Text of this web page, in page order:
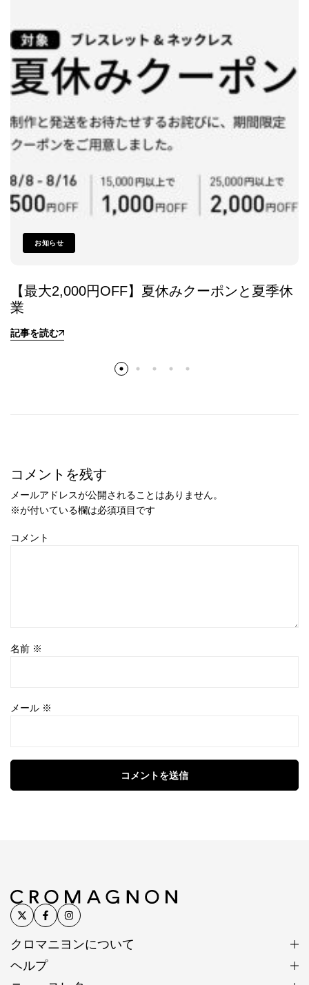
お知らせ
【最大2,000円OFF】夏休みクーポンと夏季休
業
記事を読む
コメントを残す
メールアドレスが公開されることはありません。
※が付いている欄は必須項目です
コメント
名前 ※
メール ※
コメントを送信
クロマニヨンについて
ヘルプ